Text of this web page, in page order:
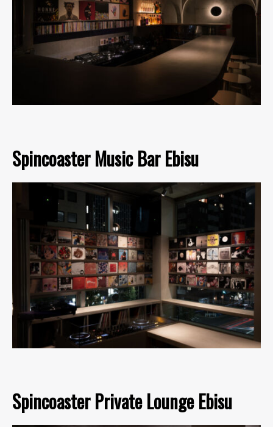
Spincoaster Music Bar Ebisu
Spincoaster Private Lounge Ebisu